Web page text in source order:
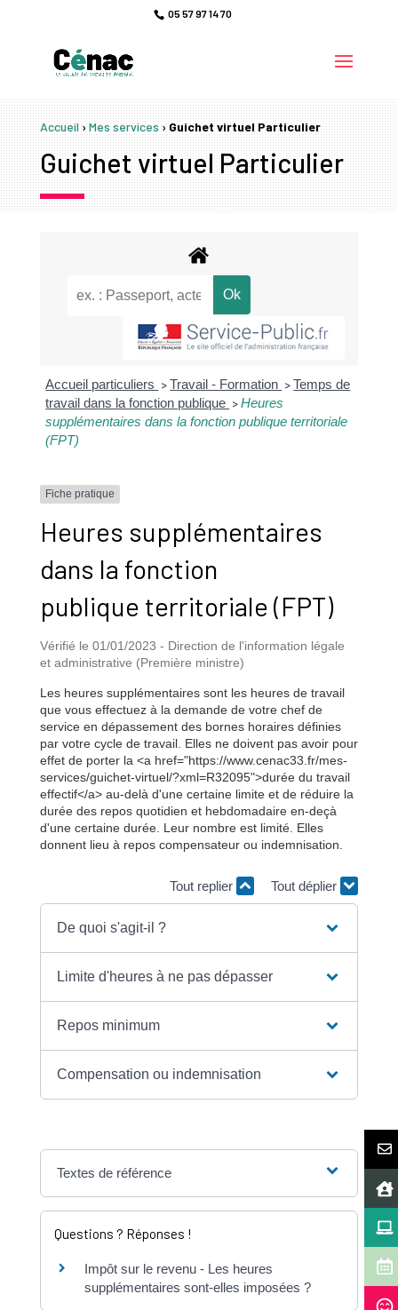
05 57 97 14 70
Accueil›Mes services›Guichet virtuel Particulier
Guichet virtuel Particulier
Accueil particuliers > Travail - Formation > Temps de
travail dans la fonction publique > Heures
supplémentaires dans la fonction publique territoriale
(FPT)
Fiche pratique
Heures supplémentaires
dans la fonction
publique territoriale (FPT)
Vérifié le 01/01/2023 - Direction de l'information légale
et administrative (Première ministre)
Les heures supplémentaires sont les heures de travail
que vous effectuez à la demande de votre chef de
service en dépassement des bornes horaires définies
par votre cycle de travail. Elles ne doivent pas avoir pour
effet de porter la <a href="https://www.cenac33.fr/mes-
services/guichet-virtuel/?xml=R32095">durée du travail
effectif</a> au-delà d'une certaine limite et de réduire la
durée des repos quotidien et hebdomadaire en-deçà
d'une certaine durée. Leur nombre est limité. Elles
donnent lieu à repos compensateur ou indemnisation.
Tout replier Tout déplier
De quoi s'agit-il ?
Limite d'heures à ne pas dépasser
Repos minimum
Compensation ou indemnisation
Textes de référence
Questions ? Réponses !
Impôt sur le revenu - Les heures
supplémentaires sont-elles imposées ?